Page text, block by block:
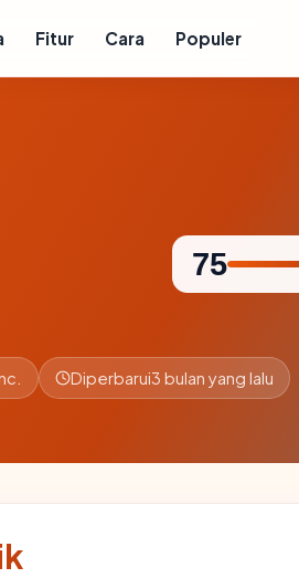
Fitur Cara Populer
75
Diperbarui3 bulan yang lalu